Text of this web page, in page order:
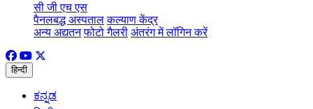
सी जी एच एस
पैनलबद्ध अस्पताल कल्याण केंद्र
अन्य अद्यतन फोटो गैलरी अंतरंग में लॉगिन करें
हिन्दी
ಕನ್ನಡ